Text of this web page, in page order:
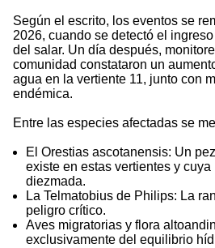
Según el escrito, los eventos se
2026, cuando se detectó el
del salar. Un día después,
comunidad constataron un
agua en la vertiente 11, junto con
endémica.
Entre las especies afectadas se
El Orestias ascotanensis: Un
existe en estas vertientes y
diezmada.
La Telmatobius de Philips: La
peligro crítico.
Aves migratorias y flora
exclusivamente del equilibrio